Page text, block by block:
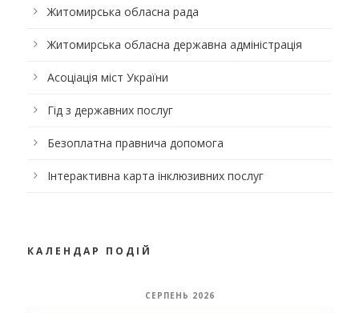
Житомирська обласна рада
Житомирська обласна державна адміністрація
Асоціація міст України
Гід з державних послуг
Безоплатна правнича допомога
Інтерактивна карта інклюзивних послуг
КАЛЕНДАР ПОДІЙ
СЕРПЕНЬ 2026